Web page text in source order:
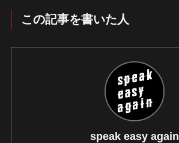
この記事を書いた人
speak easy again